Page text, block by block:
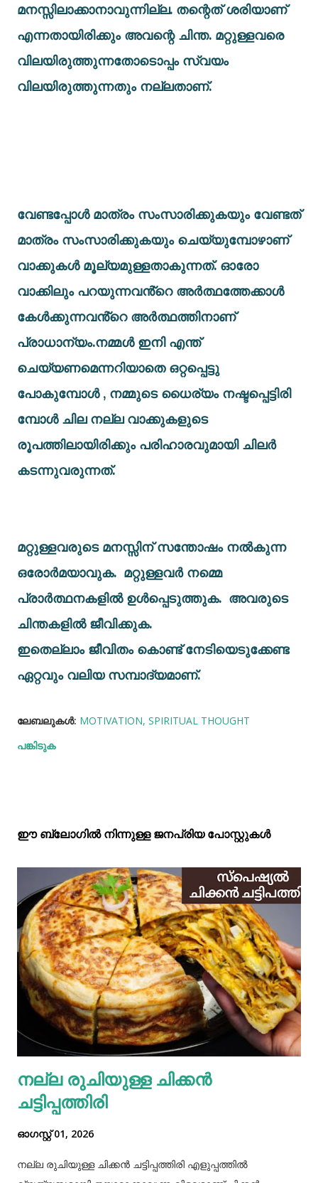
മനസ്സിലാക്കാനാവുന്നില്ല. തന്റെത് ശരിയാണ്
എന്നതായിരിക്കും അവന്റെ ചിന്ത. മറ്റുള്ളവരെ
വിലയിരുത്തുന്നതോടൊപ്പം സ്വയം
വിലയിരുത്തുന്നതും നല്ലതാണ്.
വേണ്ടപ്പോൾ മാത്രം സംസാരിക്കുകയും വേണ്ടത്
മാത്രം സംസാരിക്കുകയും ചെയ്യുമ്പോഴാണ്
വാക്കുകൾ മൂല്യമുള്ളതാകുന്നത്. ഓരോ
വാക്കിലും പറയുന്നവൻ്റെ അർത്ഥത്തേക്കാൾ
കേൾക്കുന്നവൻ്റെ അർത്ഥത്തിനാണ്
പ്രാധാന്യം.നമ്മൾ ഇനി എന്ത്
ചെയ്യണമെന്നറിയാതെ ഒറ്റപ്പെട്ടു
പോകുമ്പോൾ , നമ്മുടെ ധൈര്യം നഷ്ടപ്പെട്ടിരി
മ്പോൾ ചില നല്ല വാക്കുകളുടെ
രൂപത്തിലായിരിക്കും പരിഹാരവുമായി ചിലർ
കടന്നുവരുന്നത്.
മറ്റുള്ളവരുടെ മനസ്സിന് സന്തോഷം നൽകുന്ന
ഒരോർമയാവുക. മറ്റുള്ളവർ നമ്മെ
പ്രാർത്ഥനകളിൽ ഉൾപ്പെടുത്തുക. അവരുടെ
ചിന്തകളിൽ ജീവിക്കുക.
ഇതെല്ലാം ജീവിതം കൊണ്ട് നേടിയെടുക്കേണ്ട
ഏറ്റവും വലിയ സമ്പാദ്യമാണ്.
ലേബലുകള്‍: MOTIVATION SPIRITUAL THOUGHT
പങ്കിടുക
ഈ ബ്ലോഗിൽ നിന്നുള്ള ജനപ്രിയ പോസ്റ്റുകള്‍‌
നല്ല രുചിയുള്ള ചിക്കൻ
ചട്ടിപ്പത്തിരി
ഓഗസ്റ്റ് 01, 2026
നല്ല രുചിയുള്ള ചിക്കൻ ചട്ടിപ്പത്തിരി എളുപ്പത്തിൽ